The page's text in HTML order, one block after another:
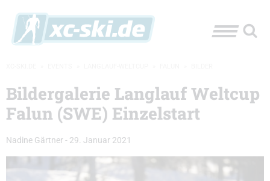
Bildergalerie Langlauf Weltcup
Falun (SWE) Einzelstart
Nadine Gärtner - 29. Januar 2021